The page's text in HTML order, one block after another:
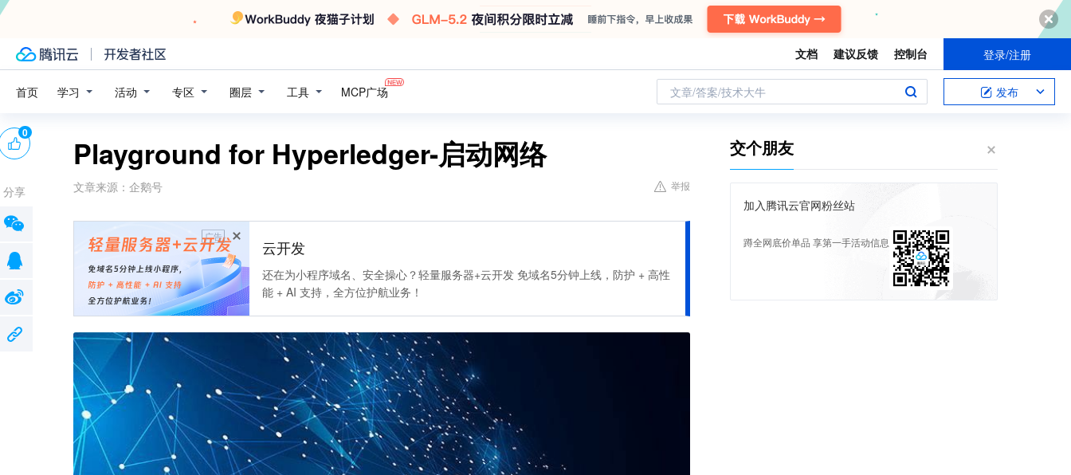
文档 建议反馈 控制台 登录/注册
首页 学习 活动 专区 圈层 工具 MCP广场 文章/答案/技术大牛 发布
Playground for Hyperledger-启动网络
文章来源： 企鹅号 举报
广告
云开发
还在为小程序域名、安全操心？轻量服务器+云开发 免域名5分钟上线，防护 + 高性
能 + AI 支持，全方位护航业务！
0
分享
交个朋友
加入腾讯云官网粉丝站
蹲全网底价单品 享第一手活动信息